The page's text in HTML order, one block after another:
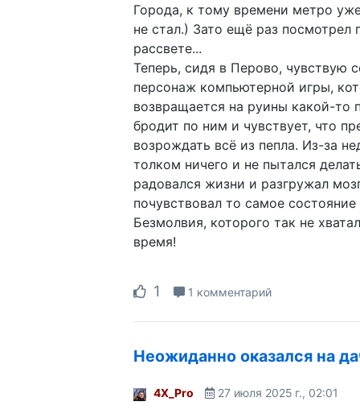
Города, к тому времени метро
не стал.) Зато ещё раз посмотрел
рассвете...
Теперь, сидя в Перово, чувствую
персонаж компьютерной игры,
возвращается на руины какой-то
бродит по ним и чувствует, что
возрождать всё из пепла. Из-за
толком ничего и не пытался
радовался жизни и разгружал
почувствовал то самое состояние
Безмолвия, которого так не
время!
1 1 комментарий
Неожиданно оказался на
4X_Pro 27 июля 2025 г., 02:01